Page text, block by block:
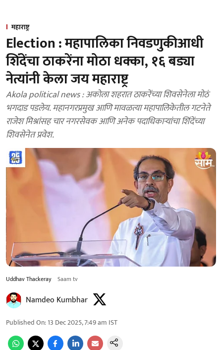
महाराष्ट्र
Election : महापालिका निवडणुकीआधी
शिंदेंचा ठाकरेंना मोठा धक्का, १६ बड्या
नेत्यांनी केला जय महाराष्ट्र
Akola political news : अकोला शहरात ठाकरेंच्या शिवसेनेला मोठं
भगदाड पडलेय. महानगरप्रमुख आणि मावळत्या महापालिकेतील गटनेते
राजेश मिश्रांसह चार नगरसेवक आणि अनेक पदाधिकाऱ्यांचा शिंदेंच्या
शिवसेनेत प्रवेश.
Uddhav Thackeray Saam tv
Namdeo Kumbhar
Published On:13 Dec 2025, 7:49 am IST